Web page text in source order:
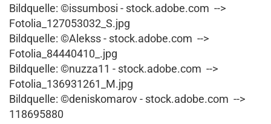
Bildquelle: ©issumbosi - stock.adobe.com -->
Fotolia_127053032_S.jpg
Bildquelle: ©Alekss - stock.adobe.com -->
Fotolia_84440410_.jpg
Bildquelle: ©nuzza11 - stock.adobe.com -->
Fotolia_136931261_M.jpg
Bildquelle: ©deniskomarov - stock.adobe.com -->
118695880